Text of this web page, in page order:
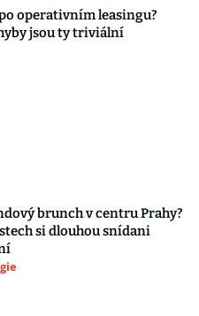
operativním leasingu?
jsou ty triviální
brunch v centru Prahy?
si dlouhou snídani